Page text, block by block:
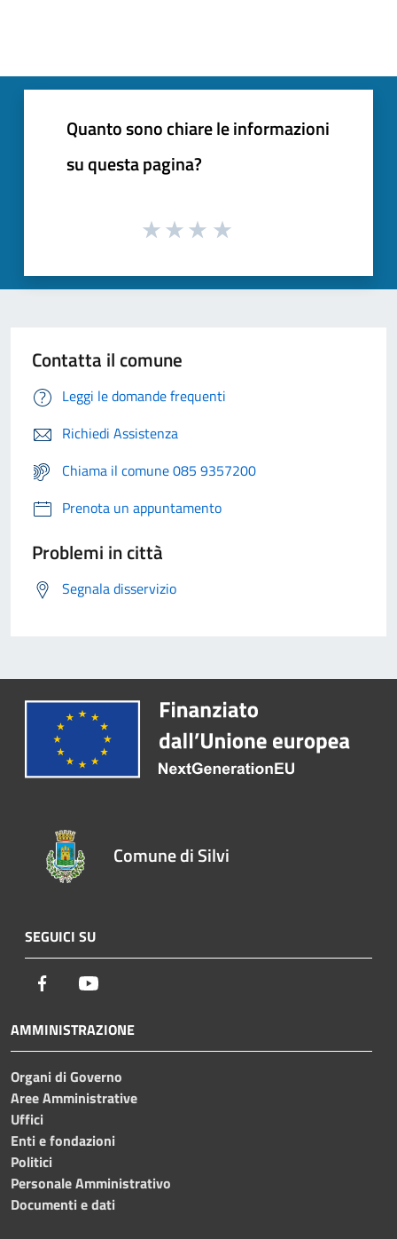
Quanto sono chiare le informazioni
su questa pagina?
Contatta il comune
Leggi le domande frequenti
Richiedi Assistenza
Chiama il comune 085 9357200
Prenota un appuntamento
Problemi in città
Segnala disservizio
Comune di Silvi
SEGUICI SU
Facebook
AMMINISTRAZIONE
Organi di Governo
Aree Amministrative
Uffici
Enti e fondazioni
Politici
Personale Amministrativo
Documenti e dati